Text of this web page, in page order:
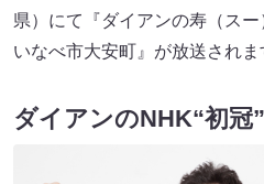
県）にて『ダイアンの寿（ス
いなべ市大安町』が放送されま
ダイアンのNHK“初冠